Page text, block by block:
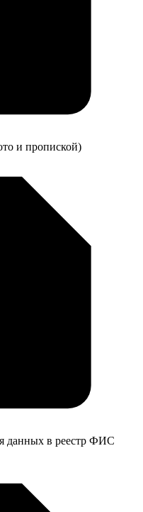
и пропиской)
данных в реестр ФИС